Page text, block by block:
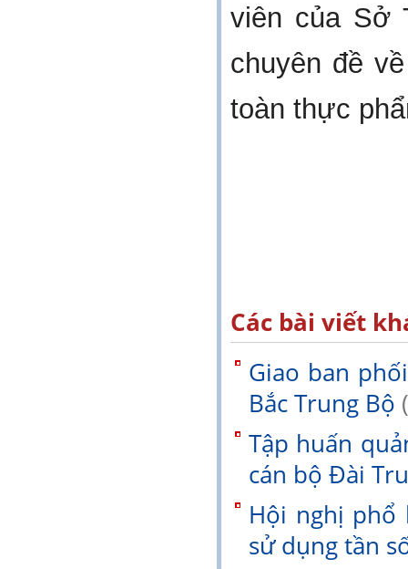
viên của Sở
chuyên đề
toàn thực
Các bài viết
Giao ban
Bắc Trung Bộ
Tập huấn
cán bộ Đài
Hội nghị phổ
sử dụng tần